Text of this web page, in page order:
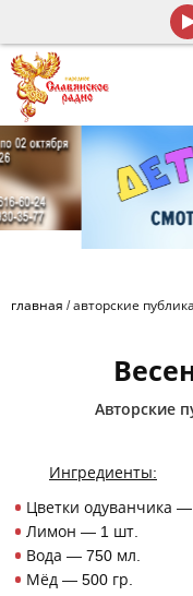
главная /авторские
Авторские
Ингредиенты:
Цветки одуванчика
Лимон — 1 шт.
Вода — 750 мл.
Мёд — 500 гр.